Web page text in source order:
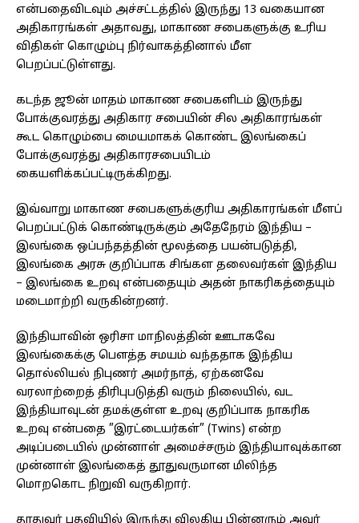
என்பதைவிடவும் அச்சட்டத்தில் இருந்து 13 வகையான
அதிகாரங்கள் அதாவது, மாகாண சபைகளுக்கு உரிய
விதிகள் கொழும்பு நிர்வாகத்தினால் மீள
பெறப்பட்டுள்ளது.
கடந்த ஜூன் மாதம் மாகாண சபைகளிடம் இருந்து
போக்குவரத்து அதிகார சபையின் சில அதிகாரங்கள்
கூட கொழும்பை மையமாகக் கொண்ட இலங்கைப்
போக்குவரத்து அதிகாரசபையிடம்
கையளிக்கப்பட்டிருக்கிறது.
இவ்வாறு மாகாண சபைகளுக்குரிய அதிகாரங்கள் மீளப்
பெறப்பட்டுக் கொண்டிருக்கும் அதேநேரம் இந்திய –
இலங்கை ஒப்பந்தத்தின் மூலத்தை பயன்படுத்தி,
இலங்கை அரசு குறிப்பாக சிங்கள தலைவர்கள் இந்திய
– இலங்கை உறவு என்பதையும் அதன் நாகரிகத்தையும்
மடைமாற்றி வருகின்றனர்.
இந்தியாவின் ஒரிசா மாநிலத்தின் ஊடாகவே
இலங்கைக்கு பௌத்த சமயம் வந்ததாக இந்திய
தொல்லியல் நிபுணர் அமர்நாத், ஏற்கனவே
வரலாற்றைத் திரிபுபடுத்தி வரும் நிலையில், வட
இந்தியாவுடன் தமக்குள்ள உறவு குறிப்பாக நாகரிக
உறவு என்பதை ”இரட்டையர்கள்” (Twins) என்ற
அடிப்படையில் முன்னாள் அமைச்சரும் இந்தியாவுக்கான
முன்னாள் இலங்கைத் தூதுவருமான மிலிந்த
மொறகொட நிறுவி வருகிறார்.